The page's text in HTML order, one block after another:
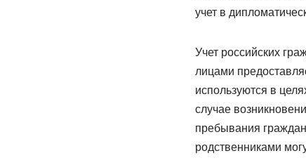
учет в
Учет российских
лицами
используются в
случае
пребывания
родственниками